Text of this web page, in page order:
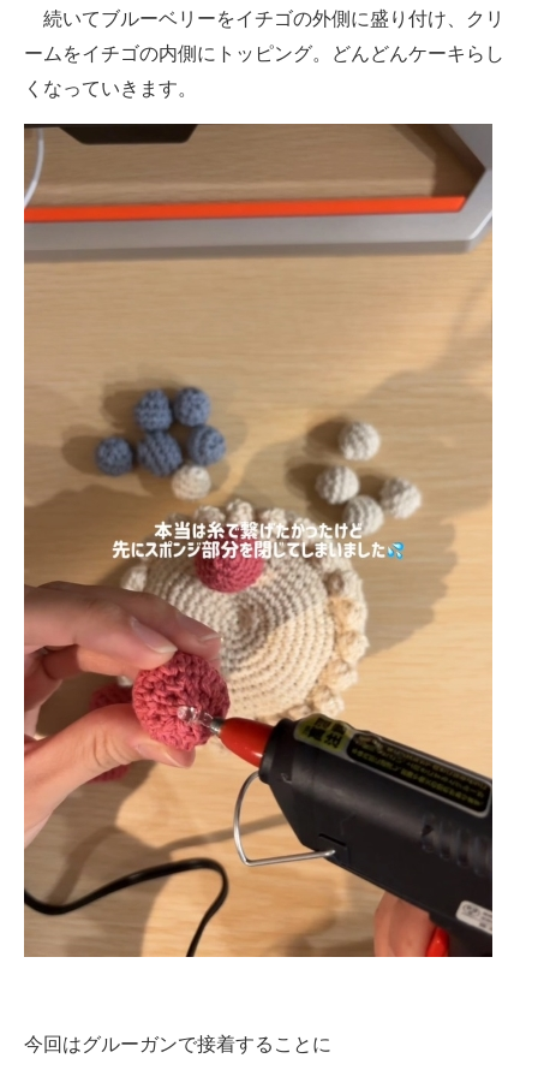
続いてブルーベリーをイチゴの外側に盛り付け、クリ
ームをイチゴの内側にトッピング。どんどんケーキらし
くなっていきます。
今回はグルーガンで接着することに